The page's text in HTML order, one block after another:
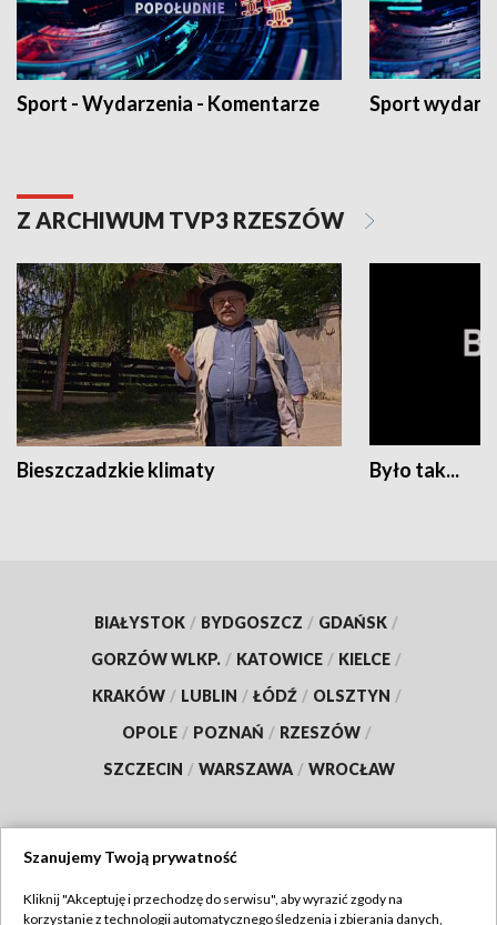
Sport - Wydarzenia - Komentarze Sport
Z ARCHIWUM TVP3 RZESZÓW
Bieszczadzkie klimaty Było tak...
BIAŁYSTOK / BYDGOSZCZ / GDAŃSK /
GORZÓW WLKP. / KATOWICE / KIELCE /
KRAKÓW / LUBLIN / ŁÓDŹ / OLSZTYN /
OPOLE / POZNAŃ / RZESZÓW /
SZCZECIN / WARSZAWA / WROCŁAW
Szanujemy Twoją prywatność
Kliknij "Akceptuję i przechodzę do serwisu", aby wyrazić zgody na
korzystanie z technologii automatycznego śledzenia i zbierania danych,